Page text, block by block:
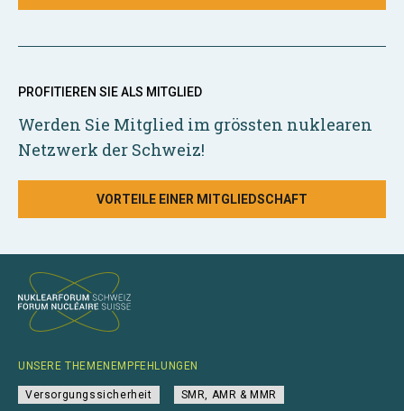
PROFITIEREN SIE ALS MITGLIED
Werden Sie Mitglied im grössten nuklearen
Netzwerk der Schweiz!
VORTEILE EINER MITGLIEDSCHAFT
UNSERE THEMENEMPFEHLUNGEN
Versorgungssicherheit SMR, AMR & MMR